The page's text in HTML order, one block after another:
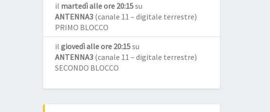
il martedì alle ore 20:15su
ANTENNA3 (canale 11 – digitale terrestre)
PRIMO BLOCCO
il giovedì alle ore 20:15su
ANTENNA3 (canale 11 – digitale terrestre)
SECONDO BLOCCO